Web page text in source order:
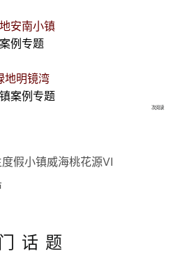
安南小镇
案例专题
地明镜湾
案例专题
次阅读
假小镇威海桃花源VI
话题